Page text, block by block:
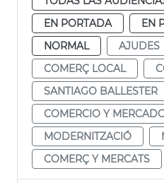
EN PORTADA
EN
NORMAL
AJUDES
COMERÇ LOCAL
SANTIAGO BALLESTER
COMERCIO Y
MODERNITZACIÓ
COMERÇ Y MERCATS